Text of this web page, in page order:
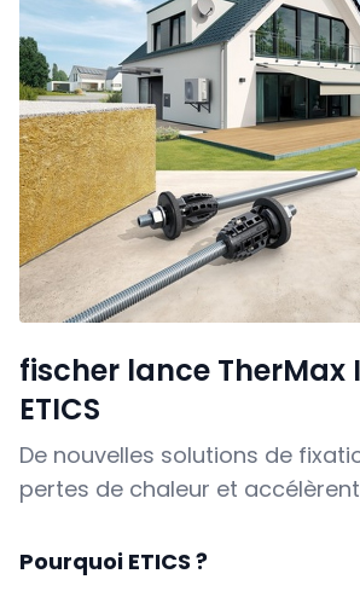
fischer lance TherMax
ETICS
De nouvelles solutions de
pertes de chaleur et
Pourquoi ETICS ?